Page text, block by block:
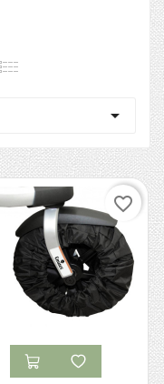

favorite_border